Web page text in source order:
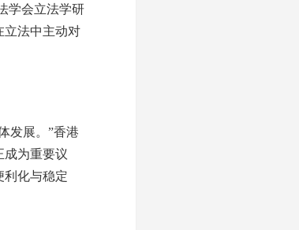
学会立法学研
立法中主动对
发展。”香港
成为重要议
利化与稳定